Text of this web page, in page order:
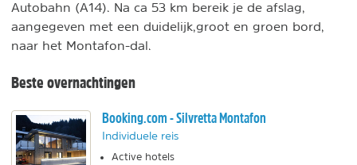
Autobahn (A14). Na ca 53 km bereik je de afslag,
aangegeven met een duidelijk,groot en groen bord,
naar het Montafon-dal.
Beste overnachtingen
Booking.com - Silvretta Montafon
Individuele reis
Active hotels